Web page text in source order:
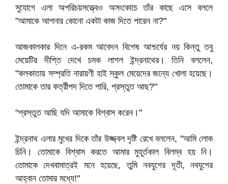
সুযোগে এলা অপরিচয়সত্ত্বেও অসংকোচে তাঁর কাছে এসে বললে
"আমাকে আপনার কোনো একটা কাজ দিতে পারেন না?"
আজকালকার দিনে এ-রকম আবেদন বিশেষ আশ্চর্যের নয় কিন্তু তবু
মেয়েটির দীপ্তি দেখে চমক লাগল ইন্দ্রনাথের। তিনি বললেন,
"কলকাতায় সম্প্রতি নারায়ণী হাই স্কুল মেয়েদের জন্যে খোলা হয়েছে।
তোমাকে তার কর্ত্রীপদ দিতে পারি, প্রস্তুত আছ?"
"প্রস্তুত আছি যদি আমাকে বিশ্বাস করেন।"
ইন্দ্রনাথ এলার মুখের দিকে তাঁর উজ্জ্বল দৃষ্টি রেখে বললেন, "আমি লোক
চিনি। তোমাকে বিশ্বাস করতে আমার মুহূর্তকাল বিলম্ব হয় নি।
তোমাকে দেখবামাত্রই মনে হয়েছে, তুমি নবযুগের দূতী, নবযুগের
আহ্বান তোমার মধ্যে!"